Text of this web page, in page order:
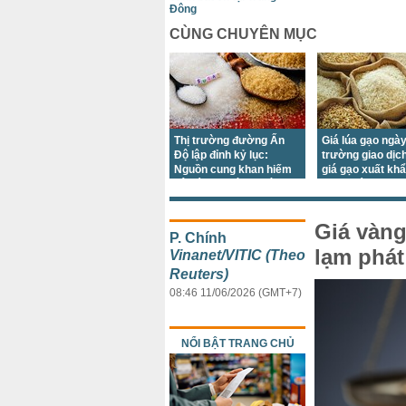
Đông
CÙNG CHUYÊN MỤC
Thị trường đường Ấn
Độ lập đỉnh kỷ lục:
Nguồn cung khan hiếm
mùa lễ hội
Giá lúa gạo
trường giao
giá gạo xuất
Giá
lạm
P. Chính
Vinanet/VITIC (Theo
Reuters)
08:46 11/06/2026 (GMT+7)
NỔI BẬT TRANG CHỦ